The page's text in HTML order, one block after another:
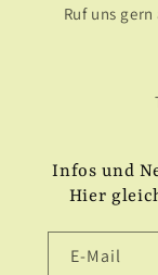
Ruf uns
Infos und
Hier
E-Mail